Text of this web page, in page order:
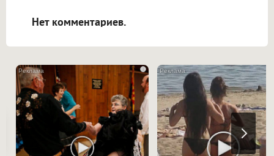
Нет комментариев.
i